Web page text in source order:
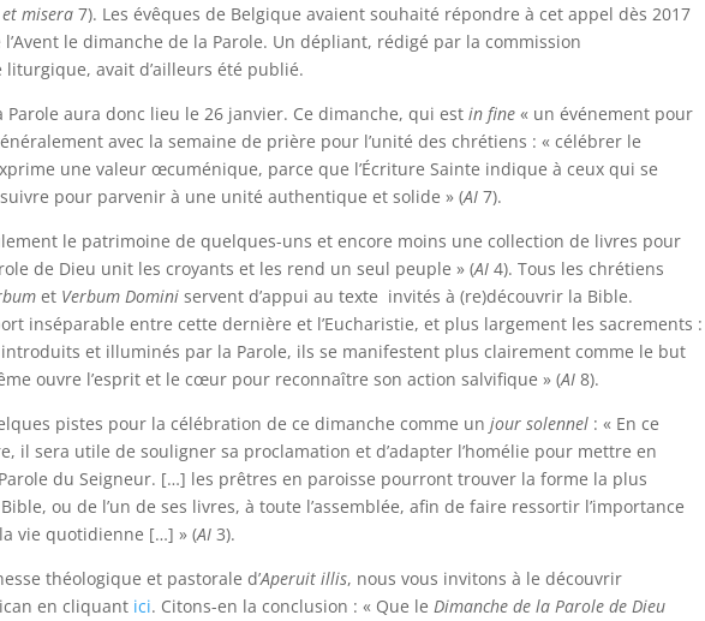
misera 7). Les évêques de Belgique avaient souhaité répondre à cet appel dès 2017
le dimanche de la Parole. Un dépliant, rédigé par la commission
avait d’ailleurs été publié.
Parole aura donc lieu le 26 janvier. Ce dimanche, qui estin fine « un événement pour
avec la semaine de prière pour l’unité des chrétiens : « célébrer le
une valeur œcuménique, parce que l’Écriture Sainte indique à ceux qui se
pour parvenir à une unité authentique et solide » (AI 7).
le patrimoine de quelques-uns et encore moins une collection de livres pour
de Dieu unit les croyants et les rend un seul peuple » (AI 4). Tous les chrétiens
et Verbum Domini servent d’appui au texte ­ invités à (re)découvrir la Bible.
inséparable entre cette dernière et l’Eucharistie, et plus largement les sacrements :
et illuminés par la Parole, ils se manifestent plus clairement comme le but
ouvre l’esprit et le cœur pour reconnaître son action salvifique » (AI 8).
pistes pour la célébration de ce dimanche comme unjour solennel : « En ce
il sera utile de souligner sa proclamation et d’adapter l’homélie pour mettre en
du Seigneur. […] les prêtres en paroisse pourront trouver la forme la plus
ou de l’un de ses livres, à toute l’assemblée, afin de faire ressortir l’importance
vie quotidienne […] » (AI 3).
théologique et pastorale d’Aperuit illis, nous vous invitons à le découvrir
en cliquant ici. Citons-en la conclusion : « Que leDimanche de la Parole de Dieu